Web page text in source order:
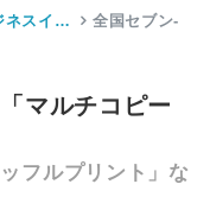
ネスイ… 全国セブン‐
マルチコピー
フルプリント」な